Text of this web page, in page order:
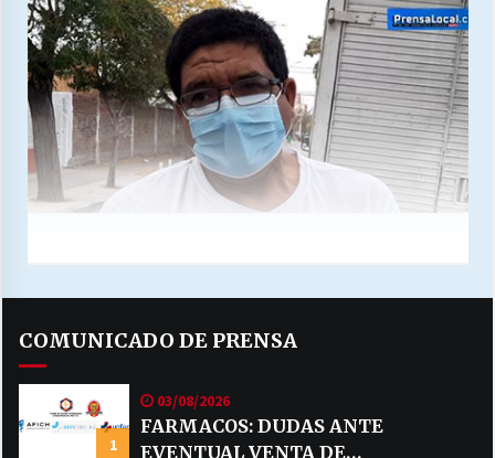
COMUNICADO DE PRENSA
1
03/08/2026
FARMACOS: DUDAS ANTE
EVENTUAL VENTA DE